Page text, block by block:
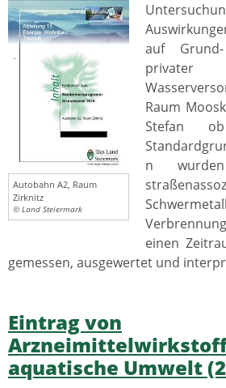
Autobahn A2, Raum
Zirknitz
© Land Steiermark
auf
privater
Raum
Stefan
n
einen
gemessen, ausgewertet und
Eintrag von
aquatische Umwelt